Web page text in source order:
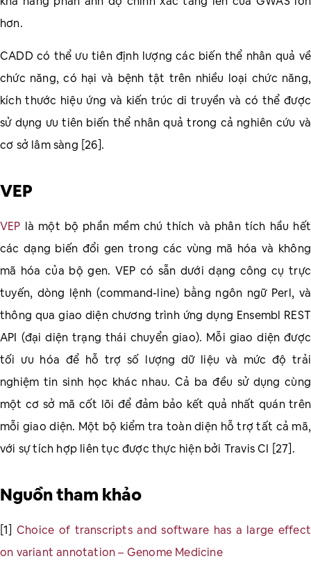
hơn.
CADD có thể ưu tiên định lượng các biến thể nhân quả về
chức năng, có hại và bệnh tật trên nhiều loại chức năng,
kích thước hiệu ứng và kiến ​​trúc di truyền và có thể được
sử dụng ưu tiên biến thể nhân quả trong cả nghiên cứu và
cơ sở lâm sàng [26].
VEP
VEP là một bộ phần mềm chú thích và phân tích hầu hết
các dạng biến đổi gen trong các vùng mã hóa và không
mã hóa của bộ gen. VEP có sẵn dưới dạng công cụ trực
tuyến, dòng lệnh (command-line) bằng ngôn ngữ Perl, và
thông qua giao diện chương trình ứng dụng Ensembl REST
API (đại diện trạng thái chuyển giao). Mỗi giao diện được
tối ưu hóa để hỗ trợ số lượng dữ liệu và mức độ trải
nghiệm tin sinh học khác nhau. Cả ba đều sử dụng cùng
một cơ sở mã cốt lõi để đảm bảo kết quả nhất quán trên
mỗi giao diện. Một bộ kiểm tra toàn diện hỗ trợ tất cả mã,
với sự tích hợp liên tục được thực hiện bởi Travis CI [27].
Nguồn tham khảo
[1]Choice of transcripts and software has a large effect
on variant annotation – Genome Medicine